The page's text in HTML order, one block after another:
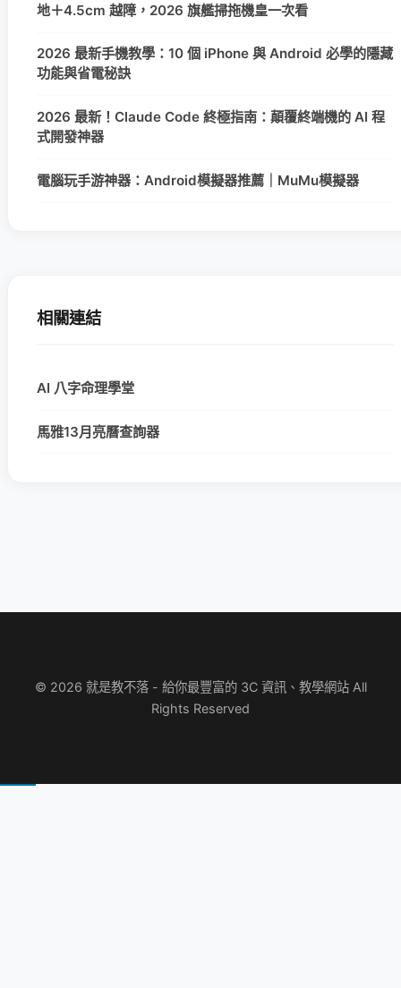
地＋4.5cm 越障，2026 旗艦掃拖機皇一次看
2026 最新手機教學：10 個 iPhone 與 Android 必學的隱藏
功能與省電秘訣
2026 最新！Claude Code 終極指南：顛覆終端機的 AI 程
式開發神器
電腦玩手游神器：Android模擬器推薦｜MuMu模擬器
相關連結
AI 八字命理學堂
馬雅13月亮曆查詢器
© 2026 就是教不落 - 給你最豐富的 3C 資訊、教學網站 All
Rights Reserved